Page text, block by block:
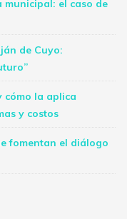
el caso de
de Cuyo:
cómo la aplica
y costos
fomentan el diálogo